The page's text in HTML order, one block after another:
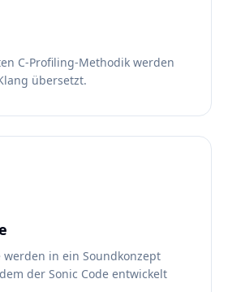
C-Profiling-Methodik werden
übersetzt.
werden in ein Soundkonzept
der Sonic Code entwickelt